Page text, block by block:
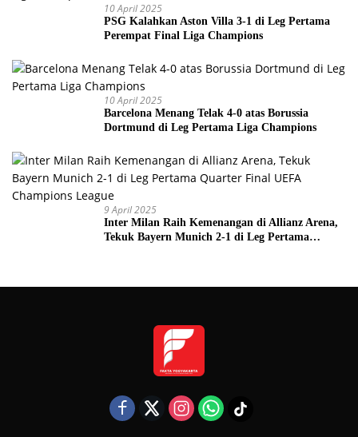
10 April 2025
PSG Kalahkan Aston Villa 3-1 di Leg Pertama
Perempat Final Liga Champions
10 April 2025
Barcelona Menang Telak 4-0 atas Borussia
Dortmund di Leg Pertama Liga Champions
9 April 2025
Inter Milan Raih Kemenangan di Allianz Arena,
Tekuk Bayern Munich 2-1 di Leg Pertama